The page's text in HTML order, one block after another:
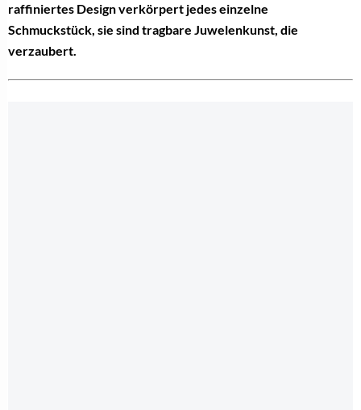
raffiniertes Design verkörpert jedes einzelne
Schmuckstück, sie sind tragbare Juwelenkunst, die
verzaubert.